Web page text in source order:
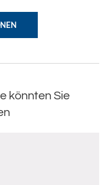
könnten Sie